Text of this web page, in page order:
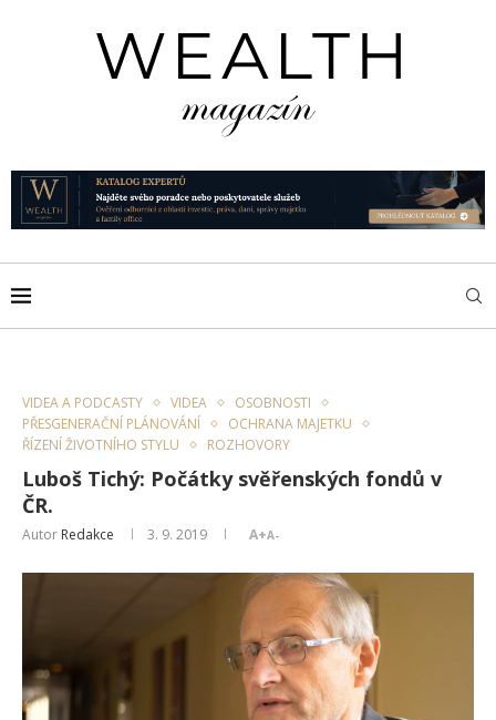
VIDEA A PODCASTY VIDEA
OSOBNOSTI
PŘESGENERAČNÍ PLÁNOVÁNÍ
OCHRANA MAJETKU
ŘÍZENÍ ŽIVOTNÍHO STYLU
ROZHOVORY
Luboš Tichý: Počátky svěřenských fondů v
ČR.
Autor Redakce 3. 9. 2019 A+A-